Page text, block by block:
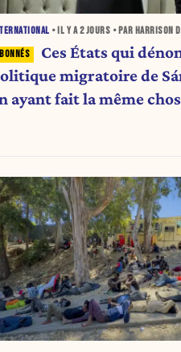
• IL Y A2 JOURS • PAR HARRISON
Ces États qui
migratoire de
ayant fait la même